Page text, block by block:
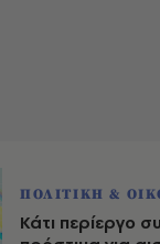
ΠΟΛΙΤΙΚΗ &
Κάτι περίεργο